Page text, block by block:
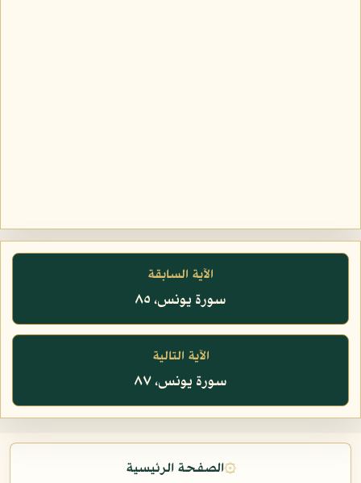
الآية السابقة
سورة يونس، ٨٥
الآية التالية
سورة يونس، ٨٧
۞الصفحة الرئيسية